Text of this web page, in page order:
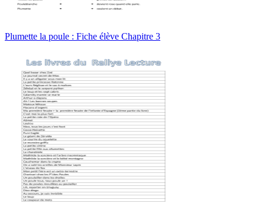
Plumette la poule : Fiche élève Chapitre 3